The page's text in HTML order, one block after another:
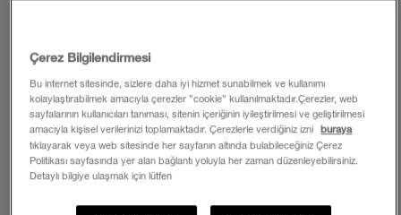
Çerez Bilgilendirmesi
Bu internet sitesinde, sizlere daha iyi hizmet sunabilmek ve kullanımı
kolaylaştırabilmek amacıyla çerezler ”cookie” kullanılmaktadır.Çerezler, web
sayfalarının kullanıcıları tanıması, sitenin içeriğinin iyileştirilmesi ve geliştirilmesi
amacıyla kişisel verilerinizi toplamaktadır. Çerezlerle verdiğiniz izni
buraya
tıklayarak veya web sitesinde her sayfanın altında bulabileceğiniz Çerez
Politikası sayfasında yer alan bağlantı yoluyla her zaman düzenleyebilirsiniz.
Detaylı bilgiye ulaşmak için lütfen